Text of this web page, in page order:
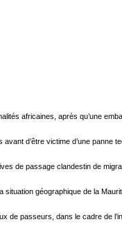
africaines, après qu’une
d’être victime d’une panne
de passage clandestin de
géographique de la
de passeurs, dans le cadre de